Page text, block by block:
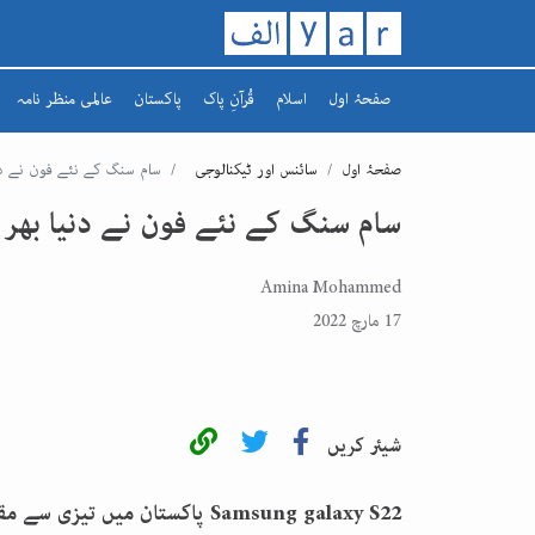
صفحۂ اول اسلام
تاریخ اسلام
رمضان کریم
قُرآنِ پاک
سورہ
پاکستان عالمی منظر نامہ
افغانستان
مشرق وسطیٰ
یورپ
صفحۂ اول سائنس اور ٹیکنالوجی سام سنگ کے نئے فون نے
سام سنگ کے نئے فون نے دنیا
Amina Mohammed
17 مارچ 2022
شیئر کریں
Samsung galaxy S22 پاکستان میں تیزی سے